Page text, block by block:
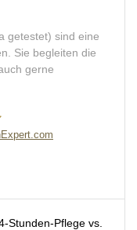
getestet) sind eine
Sie begleiten die
gerne
Stunden-Pflege vs.